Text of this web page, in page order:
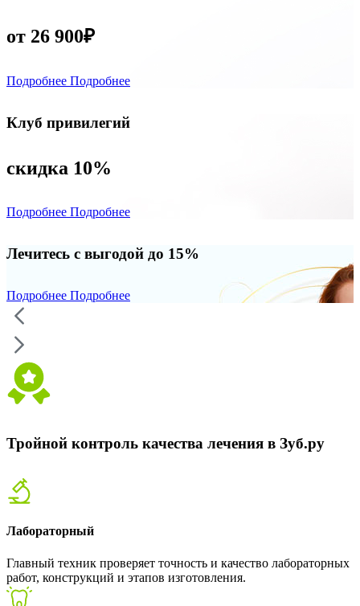
от 26 900₽
Подробнее Подробнее
Клуб привилегий
скидка 10%
Подробнее Подробнее
Лечитесь с выгодой до 15%
Подробнее Подробнее
Тройной контроль качества лечения в Зуб.ру
Лабораторный
Главный техник проверяет точность и качество лабораторных
работ, конструкций и этапов изготовления.